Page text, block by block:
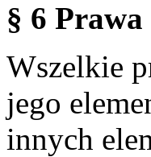
§ 6
Wszelkie
jego
innych